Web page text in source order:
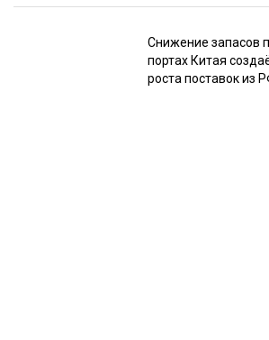
Снижение запасов
портах Китая
роста поставок из